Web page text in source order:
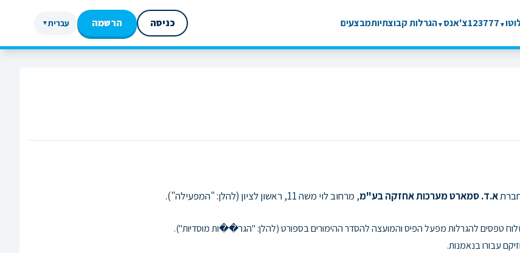
▼
777
123צ'אנס ▼הגרלות קבוצתיותמבצעים עברית▼ כניסה הרשמה
א.ד. סמארט מערכות אחזקה בע"מ, מרחוב לוי משה 11, ראשון לציון (להלן: "המפעילה").
טפסים להגרלות מפעל הפיס והמועצה להסדר ההימורים בספורט (להלן: "הגר��ות מוסדיות").
עבורו בנאמנות.